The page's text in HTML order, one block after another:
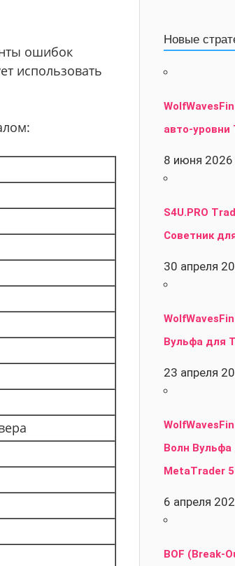
ошибок
использовать
Новые
авто-уровни
8 июня 2026
S4U.PRO
Советник
30 апреля
Вульфа для
23 апреля
Волн
MetaTrader
6 апреля
BOF (Break-